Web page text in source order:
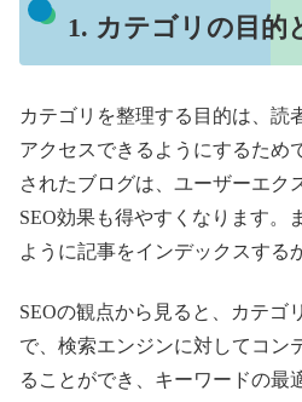
1. カテゴリの目的
カテゴリを整理する目的は、読
アクセスできるようにするため
されたブログは、ユーザーエク
SEO効果も得やすくなります。
ように記事をインデックスする
SEOの観点から見ると、カテゴ
で、検索エンジンに対してコン
ることができ、キーワードの最